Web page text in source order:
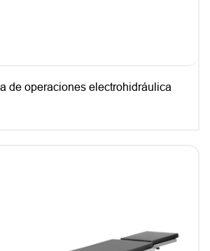
de operaciones electrohidráulica